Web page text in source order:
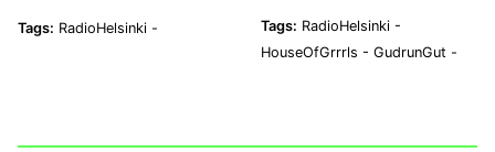
Tags: RadioHelsinki - Tags: RadioHelsinki -
HouseOfGrrrls - GudrunGut -